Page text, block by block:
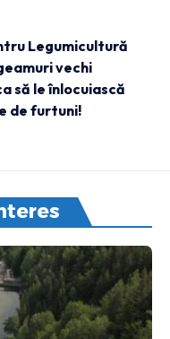
Legumicultură
vechi
să le înlocuiască
de furtuni!